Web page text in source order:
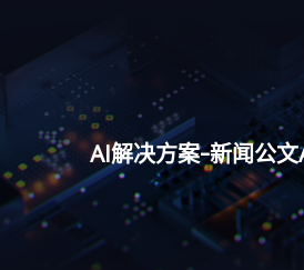
AI解决方案-新闻公